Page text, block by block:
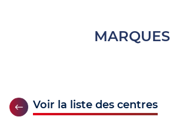
MARQUES
Voir la liste des centres